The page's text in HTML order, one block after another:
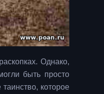
Однако,
быть просто
которое